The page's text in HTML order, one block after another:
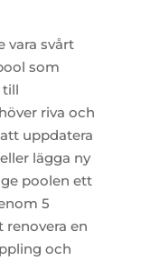
vara svårt
som
till
riva och
uppdatera
lägga ny
poolen ett
5
en
och